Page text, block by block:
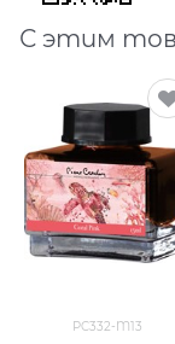
С этим
PC332-M13